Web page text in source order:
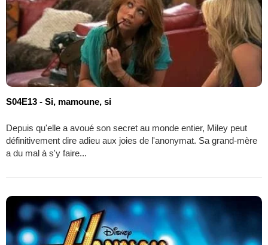
S04E13 - Si, mamoune, si
Depuis qu'elle a avoué son secret au monde entier, Miley peut
définitivement dire adieu aux joies de l'anonymat. Sa grand-mère
a du mal à s'y faire...